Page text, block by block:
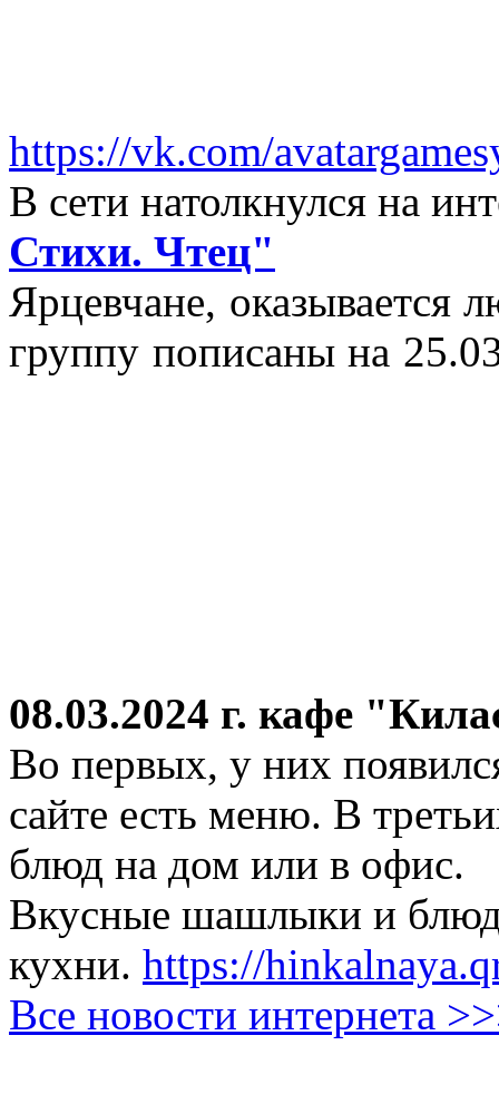
https://vk.com/
В сети натолкнулся на
Стихи. Чтец"
Ярцевчане,
группу пописаны на
08.03.2024 г. кафе
Во первых, у них
сайте есть меню. В
блюд на дом или в офис.
Вкусные шашлыки и
кухни. https://
Все новости интернета